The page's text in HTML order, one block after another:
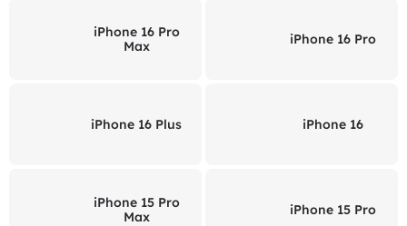
iPhone 16 Pro
Max
iPhone 16 Pro
iPhone 16 Plus iPhone 16
iPhone 15 Pro
Max
iPhone 15 Pro